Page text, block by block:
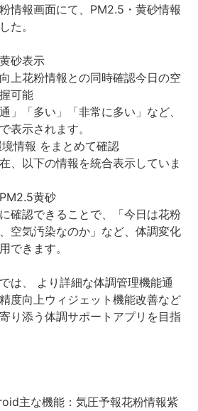
情報画面にて、PM2.5・黄砂情報
た。
砂表示
上花粉情報との同時確認今日の空
可能
」「多い」「非常に多い」など、
表示されます。
情報 をまとめて確認
、以下の情報を統合表示していま
黄砂
確認できることで、「今日は花粉
空気汚染なのか」など、体調変化
できます。
は、 より詳細な体調管理機能通
度向上ウィジェット機能改善など
り添う体調サポートアプリを目指
主な機能：気圧予報花粉情報紫